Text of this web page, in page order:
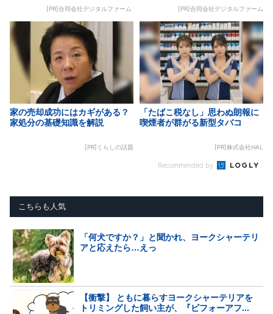
[PR]合同会社デジタルファーム [PR]合同会社デジタルファーム
家の売却成功にはカギがある？
家処分の基礎知識を解説
[PR]くらしの話題
「たばこ税なし」思わぬ朗報に
喫煙者が群がる新型タバコ
[PR]株式会社HAL
Recommended by
こちらも人気
「何犬ですか？」と聞かれ、ヨークシャーテリ
アと応えたら…えっ
【衝撃】 ともに暮らすヨークシャーテリアを
トリミングした飼い主が、『ビフォーアフ...